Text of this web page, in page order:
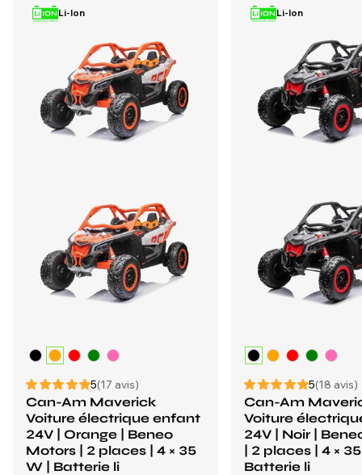
Li-Ion
5(17 avis)
Can-Am Maverick
Voiture électrique enfant
24V | Orange | Beneo
Motors | 2 places | 4 × 35
W | Batterie li
Li-Ion
5(18 avis)
Can-Am
Voiture
24V | Noir |
| 2 places | 4 ×
Batterie li